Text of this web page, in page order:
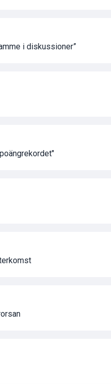
i diskussioner”